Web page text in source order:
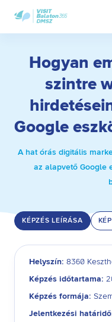
tartalomra
aljára
Hogyan
szintre
Google
A hat órás digitális
az alapvető Google
KÉPZÉS LEÍRÁSA
Helyszín: 8360
Képzés időtartama:
Képzés formája:
Jelentkezési